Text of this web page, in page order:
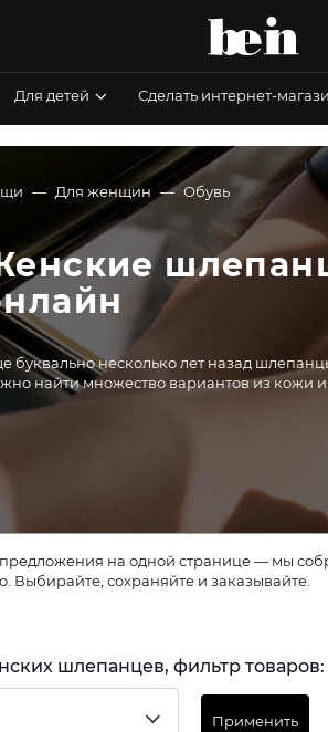
Для детей Сделать интернет-
Для женщин Обувь
буквально несколько лет назад
найти множество вариантов из кожи
на одной странице — мы
Выбирайте, сохраняйте и заказывайте.
шлепанцев, фильтр товаров:
Применить